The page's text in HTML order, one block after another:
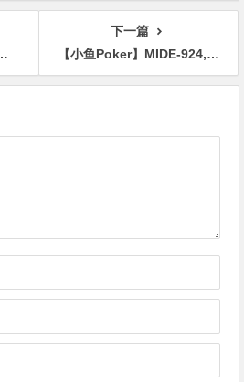
下一篇
【小鱼Poker】MIDE-924,水卜さくら（水卜樱）最新作品2021/05/13发布！